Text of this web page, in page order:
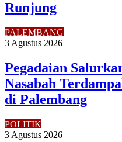
Runjung
PALEMBANG
3 Agustus 2026
Pegadaian
Nasabah
di Palembang
POLITIK
3 Agustus 2026